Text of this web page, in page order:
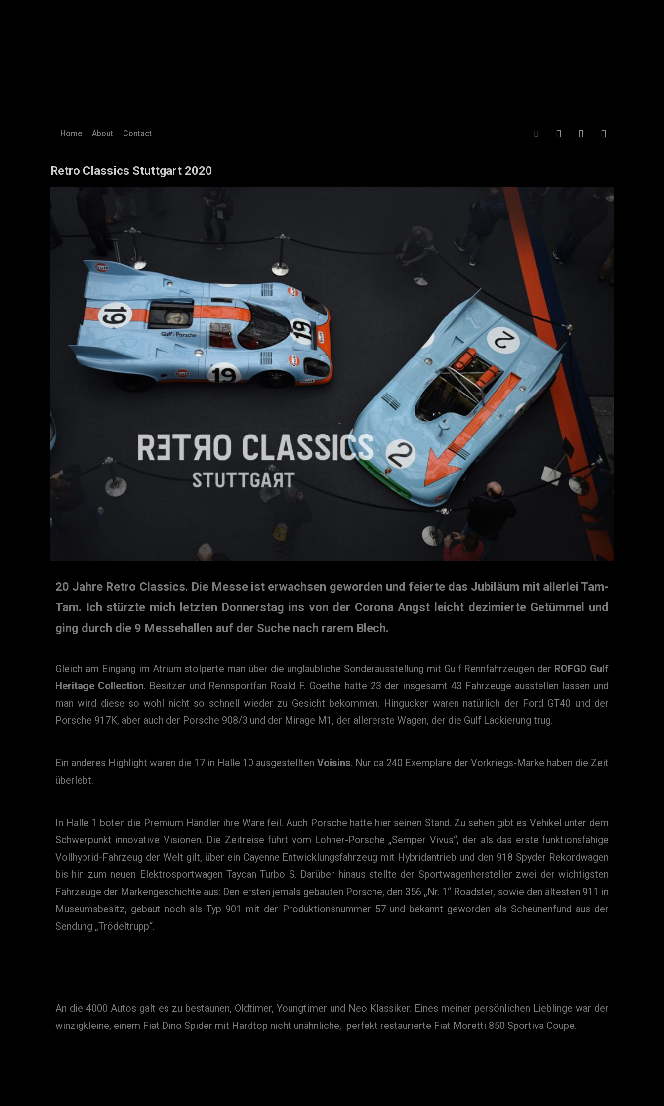
Home About Contact
Retro Classics Stuttgart 2020
20 Jahre Retro Classics. Die Messe ist erwachsen geworden und feierte das Jubiläum mit allerlei Tam-
Tam. Ich stürzte mich letzten Donnerstag ins von der Corona Angst leicht dezimierte Getümmel und
ging durch die 9 Messehallen auf der Suche nach rarem Blech.
Gleich am Eingang im Atrium stolperte man über die unglaubliche Sonderausstellung mit Gulf Rennfahrzeugen der ROFGO Gulf
Heritage Collection. Besitzer und Rennsportfan Roald F. Goethe hatte 23 der insgesamt 43 Fahrzeuge ausstellen lassen und
man wird diese so wohl nicht so schnell wieder zu Gesicht bekommen. Hingucker waren natürlich der Ford GT40 und der
Porsche 917K, aber auch der Porsche 908/3 und der Mirage M1, der allererste Wagen, der die Gulf Lackierung trug.
Ein anderes Highlight waren die 17 in Halle 10 ausgestellten Voisins. Nur ca 240 Exemplare der Vorkriegs-Marke haben die Zeit
überlebt.
In Halle 1 boten die Premium Händler ihre Ware feil. Auch Porsche hatte hier seinen Stand. Zu sehen gibt es Vehikel unter dem
Schwerpunkt innovative Visionen. Die Zeitreise führt vom Lohner-Porsche „Semper Vivus“, der als das erste funktionsfähige
Vollhybrid-Fahrzeug der Welt gilt, über ein Cayenne Entwicklungsfahrzeug mit Hybridantrieb und den 918 Spyder Rekordwagen
bis hin zum neuen Elektrosportwagen Taycan Turbo S. Darüber hinaus stellte der Sportwagenhersteller zwei der wichtigsten
Fahrzeuge der Markengeschichte aus: Den ersten jemals gebauten Porsche, den 356 „Nr. 1“ Roadster, sowie den ältesten 911 in
Museumsbesitz, gebaut noch als Typ 901 mit der Produktionsnummer 57 und bekannt geworden als Scheunenfund aus der
Sendung „Trödeltrupp“.
An die 4000 Autos galt es zu bestaunen, Oldtimer, Youngtimer und Neo Klassiker. Eines meiner persönlichen Lieblinge war der
winzigkleine, einem Fiat Dino Spider mit Hardtop nicht unähnliche, perfekt restaurierte Fiat Moretti 850 Sportiva Coupe.